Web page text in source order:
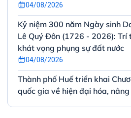
04/08/2026
Kỷ niệm 300 năm Ngày sinh
Lê Quý Đôn (1726 - 2026): Trí
khát vọng phụng sự đất nước
04/08/2026
Thành phố Huế triển khai
quốc gia về hiện đại hóa,